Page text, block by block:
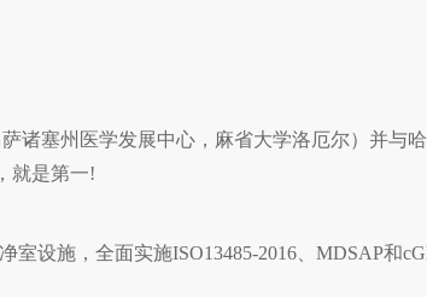
诸塞州医学发展中心，麻省大学洛厄尔）并与
就是第一!
室设施，全面实施ISO13485-2016、MDSAP和